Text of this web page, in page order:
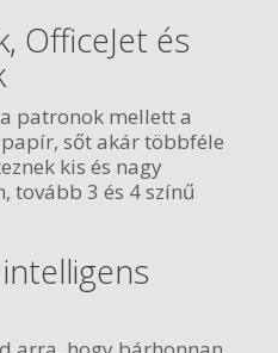
OfficeJet és
patronok mellett a
sőt akár többféle
kis és nagy
tovább 3 és 4 színű